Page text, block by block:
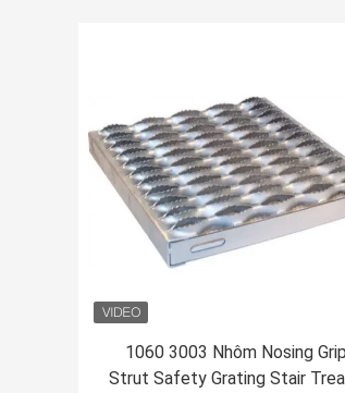
1060 3003 Nhôm Nosing Grip
Strut Safety Grating Stair